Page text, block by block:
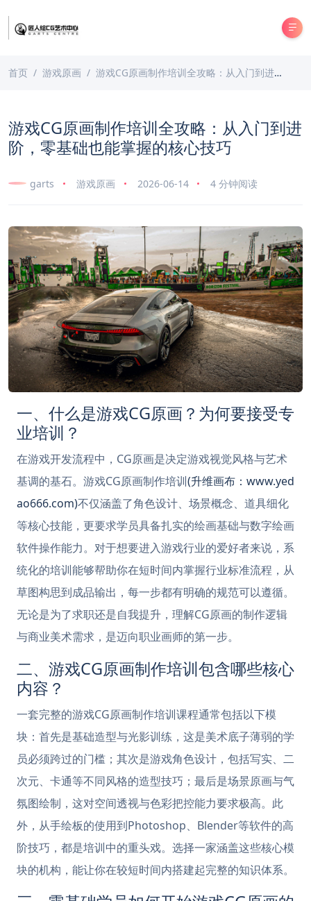
首页 游戏原画 游戏CG原画制作培训全攻略：从入门到进阶，零基础也能掌握的核心技巧
游戏CG原画制作培训全攻略：从入门到进
阶，零基础也能掌握的核心技巧
garts 游戏原画 2026-06-14 4 分钟阅读
一、什么是游戏CG原画？为何要接受专
业培训？
在游戏开发流程中，CG原画是决定游戏视觉风格与艺术
基调的基石。游戏CG原画制作培训(升维画布：www.yed
ao666.com)不仅涵盖了角色设计、场景概念、道具细化
等核心技能，更要求学员具备扎实的绘画基础与数字绘画
软件操作能力。对于想要进入游戏行业的爱好者来说，系
统化的培训能够帮助你在短时间内掌握行业标准流程，从
草图构思到成品输出，每一步都有明确的规范可以遵循。
无论是为了求职还是自我提升，理解CG原画的制作逻辑
与商业美术需求，是迈向职业画师的第一步。
二、游戏CG原画制作培训包含哪些核心
内容？
一套完整的游戏CG原画制作培训课程通常包括以下模
块：首先是基础造型与光影训练，这是美术底子薄弱的学
员必须跨过的门槛；其次是游戏角色设计，包括写实、二
次元、卡通等不同风格的造型技巧；最后是场景原画与气
氛图绘制，这对空间透视与色彩把控能力要求极高。此
外，从手绘板的使用到Photoshop、Blender等软件的高
阶技巧，都是培训中的重头戏。选择一家涵盖这些核心模
块的机构，能让你在较短时间内搭建起完整的知识体系。